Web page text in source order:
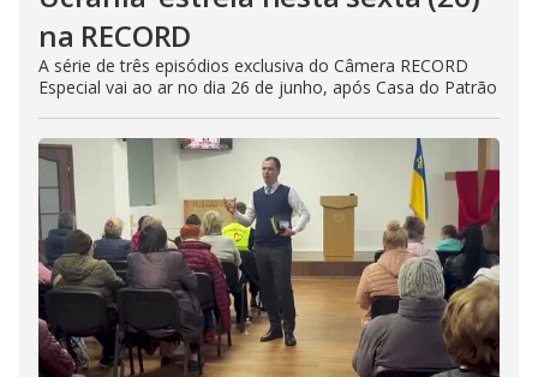
na RECORD
A série de três episódios exclusiva do Câmera RECORD
Especial vai ao ar no dia 26 de junho, após Casa do Patrão